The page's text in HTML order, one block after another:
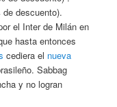
descuento).
el Inter de Milán en
hasta entonces
cediera el nueva
Sabbag
y no logran